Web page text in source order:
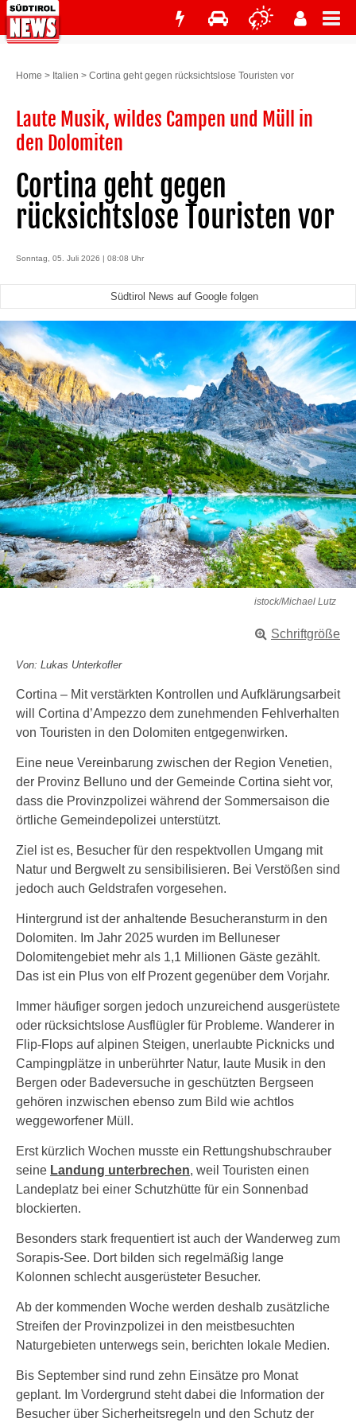
Home > Italien > Cortina geht gegen rücksichtslose Touristen vor
Laute Musik, wildes Campen und Müll in
den Dolomiten
Cortina geht gegen
rücksichtslose Touristen vor
Sonntag, 05. Juli 2026 | 08:08 Uhr
Südtirol News auf Google folgen
istock/Michael Lutz
Schriftgröße
Von: Lukas Unterkofler
Cortina – Mit verstärkten Kontrollen und Aufklärungsarbeit
will Cortina d’Ampezzo dem zunehmenden Fehlverhalten
von Touristen in den Dolomiten entgegenwirken.
Eine neue Vereinbarung zwischen der Region Venetien,
der Provinz Belluno und der Gemeinde Cortina sieht vor,
dass die Provinzpolizei während der Sommersaison die
örtliche Gemeindepolizei unterstützt.
Ziel ist es, Besucher für den respektvollen Umgang mit
Natur und Bergwelt zu sensibilisieren. Bei Verstößen sind
jedoch auch Geldstrafen vorgesehen.
Hintergrund ist der anhaltende Besucheransturm in den
Dolomiten. Im Jahr 2025 wurden im Belluneser
Dolomitengebiet mehr als 1,1 Millionen Gäste gezählt.
Das ist ein Plus von elf Prozent gegenüber dem Vorjahr.
Immer häufiger sorgen jedoch unzureichend ausgerüstete
oder rücksichtslose Ausflügler für Probleme. Wanderer in
Flip-Flops auf alpinen Steigen, unerlaubte Picknicks und
Campingplätze in unberührter Natur, laute Musik in den
Bergen oder Badeversuche in geschützten Bergseen
gehören inzwischen ebenso zum Bild wie achtlos
weggeworfener Müll.
Erst kürzlich Wochen musste ein Rettungshubschrauber
seine Landung unterbrechen, weil Touristen einen
Landeplatz bei einer Schutzhütte für ein Sonnenbad
blockierten.
Besonders stark frequentiert ist auch der Wanderweg zum
Sorapis-See. Dort bilden sich regelmäßig lange
Kolonnen schlecht ausgerüsteter Besucher.
Ab der kommenden Woche werden deshalb zusätzliche
Streifen der Provinzpolizei in den meistbesuchten
Naturgebieten unterwegs sein, berichten lokale Medien.
Bis September sind rund zehn Einsätze pro Monat
geplant. Im Vordergrund steht dabei die Information der
Besucher über Sicherheitsregeln und den Schutz der